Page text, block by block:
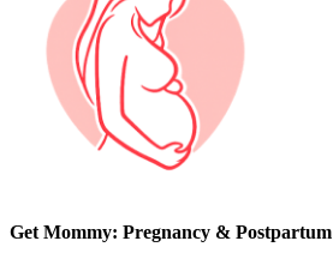
Get Mommy: Pregnancy & Postpartum